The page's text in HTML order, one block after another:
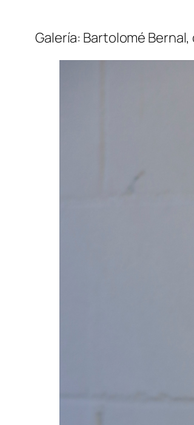
Galería: Bartolomé